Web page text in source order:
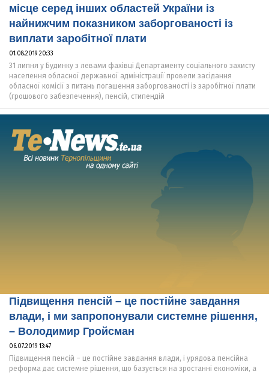
місце серед інших областей України із
найнижчим показником заборгованості із
виплати заробітної плати
01.08.2019 20:33
31 липня у Будинку з левами фахівці Департаменту соціального захисту
населення обласної державної адміністрації провели засідання
обласної комісії з питань погашення заборгованості із заробітної плати
(грошового забезпечення), пенсій, стипендій
Підвищення пенсій – це постійне завдання
влади, і ми запропонували системне рішення,
– Володимир Гройсман
06.07.2019 13:47
Підвищення пенсій – це постійне завдання влади, і урядова пенсійна
реформа дає системне рішення, що базується на зростанні економіки, а